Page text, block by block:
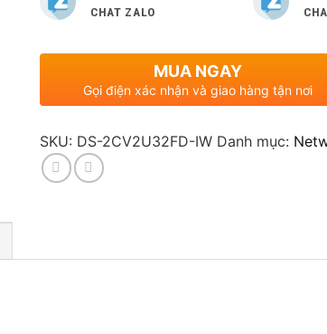
CHAT ZALO
MUA NGAY
Gọi điện xác nhận và giao hàng tận nơi
SKU: DS-2CV2U32FD-IW Danh mục: